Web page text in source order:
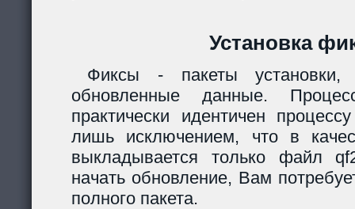
Установка
Фиксы - пакеты установки,
обновленные данные.
практически идентичен
лишь исключением, что в
выкладывается только файл
начать обновление, Вам
полного пакета.